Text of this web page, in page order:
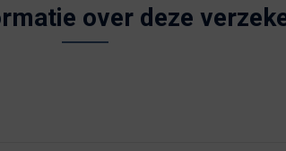
over deze